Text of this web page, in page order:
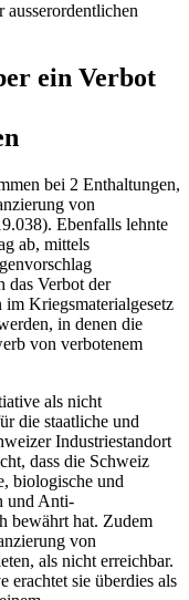
ein Verbot
bei 2 Enthaltungen,
von
Ebenfalls lehnte
ab, mittels
das Verbot der
Kriegsmaterialgesetz
in denen die
von verbotenem
als nicht
die staatliche und
Industriestandort
dass die Schweiz
biologische und
und Anti-
bewährt hat. Zudem
von
als nicht erreichbar.
sie überdies als